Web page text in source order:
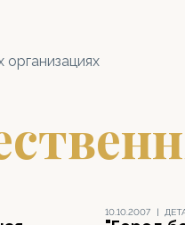
10.10.2007 |